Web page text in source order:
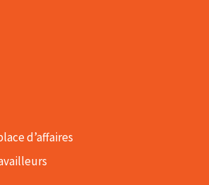
d’affaires